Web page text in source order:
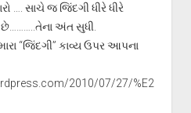
…. સાચે જ જિંદગી ધીરે ધીરે
અંત સુધી.
“જિંદગી” કાવ્ય ઉપર આપના
2010/07/27/%E2